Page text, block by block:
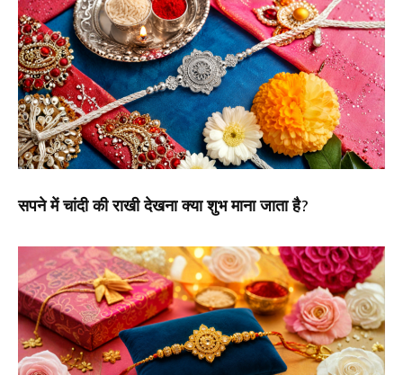
सपने में चांदी की राखी देखना क्या शुभ माना जाता है?